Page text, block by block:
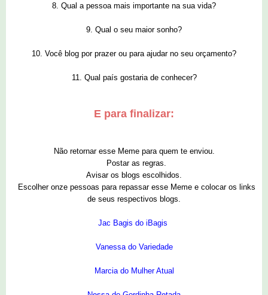
8. Qual a pessoa mais importante na sua vida?
9. Qual o seu maior sonho?
10. Você blog por prazer ou para ajudar no seu orçamento?
11. Qual país gostaria de conhecer?
E para finalizar:
Não retornar esse Meme para quem te enviou.
Postar as regras.
Avisar os blogs escolhidos.
Escolher onze pessoas para repassar esse Meme e colocar os links
de seus respectivos blogs.
Jac Bagis do iBagis
Vanessa do Variedade
Marcia do Mulher Atual